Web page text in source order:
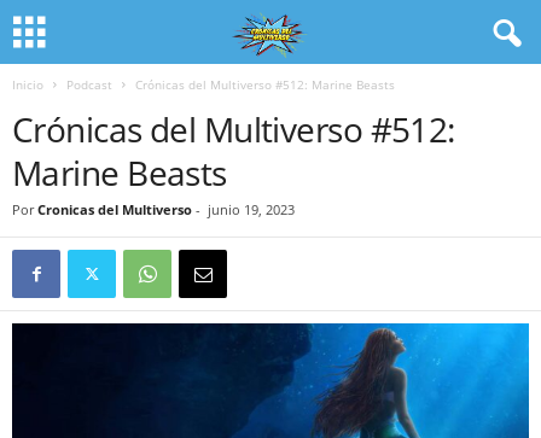
Inicio Podcast Crónicas del Multiverso #512: Marine Beasts
Crónicas del Multiverso #512:
Marine Beasts
Por Cronicas del Multiverso - junio 19, 2023